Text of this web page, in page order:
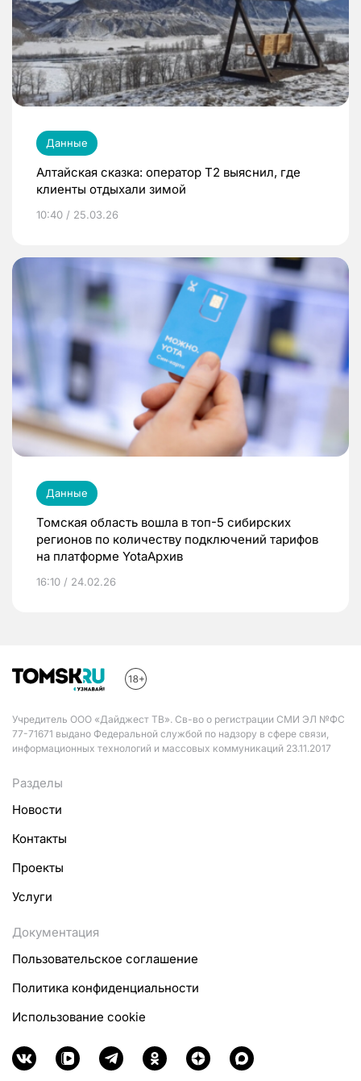
Данные
Алтайская сказка: оператор T2 выяснил, где
клиенты отдыхали зимой
10:40 / 25.03.26
Данные
Томская область вошла в топ-5 сибирских
регионов по количеству подключений тарифов
на платформе YotaАрхив
16:10 / 24.02.26
Учредитель ООО «Дайджест ТВ». Св-во о регистрации СМИ ЭЛ №ФС
77-71671 выдано Федеральной службой по надзору в сфере связи,
информационных технологий и массовых коммуникаций 23.11.2017
Разделы
Новости
Контакты
Проекты
Услуги
Документация
Пользовательское соглашение
Политика конфиденциальности
Использование cookie